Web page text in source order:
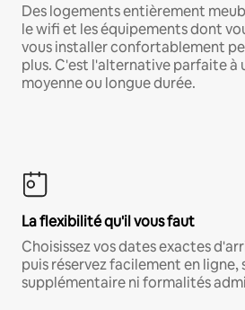
Des logements entièrement
le wifi et les équipements dont
vous installer confortablement
plus. C'est l'alternative parfaite à
moyenne ou longue durée.
La flexibilité qu'il vous faut
Choisissez vos dates exactes
puis réservez facilement en ligne,
supplémentaire ni formalités